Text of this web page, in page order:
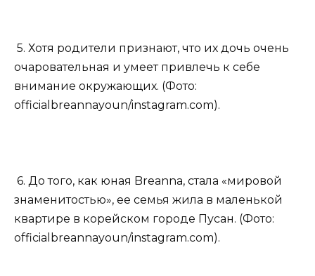
5. Хотя родители признают, что их дочь очень
очаровательная и умеет привлечь к себе
внимание окружающих. (Фото:
officialbreannayoun/instagram.com).
6. До того, как юная Breanna, стала «мировой
знаменитостью», ее семья жила в маленькой
квартире в корейском городе Пусан. (Фото:
officialbreannayoun/instagram.com).